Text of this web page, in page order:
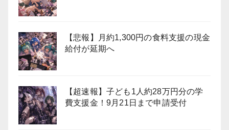
【悲報】月約1,300円の食料支援の現金
給付が延期へ
【超速報】子ども1人約28万円分の学
費支援金！9月21日まで申請受付